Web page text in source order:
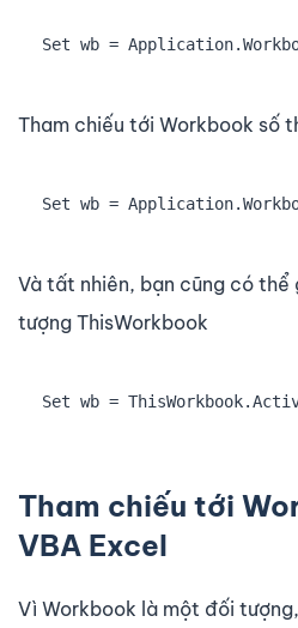
Set wb =
Tham chiếu tới Workbook số
Set wb =
Và tất nhiên, bạn cũng có
tượng ThisWorkbook
Set wb =
Tham chiếu tới
VBA Excel
Vì Workbook là một đối